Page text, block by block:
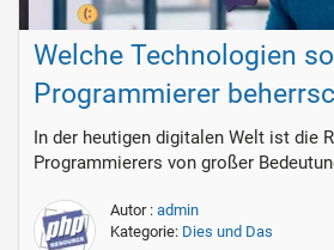
Welche Technologien
Programmierer
In der heutigen digitalen Welt ist die
Programmierers von großer
Autor : admin
Kategorie: Dies und Das